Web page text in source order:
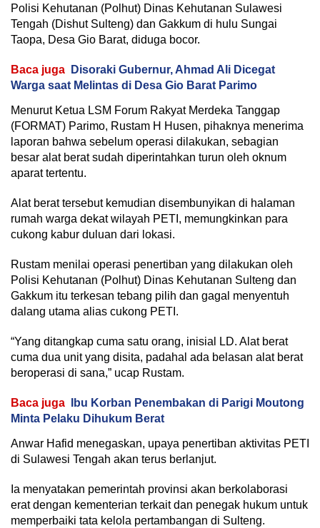
Polisi Kehutanan (Polhut) Dinas Kehutanan Sulawesi
Tengah (Dishut Sulteng) dan Gakkum di hulu Sungai
Taopa, Desa Gio Barat, diduga bocor.
Baca juga
Disoraki Gubernur, Ahmad Ali Dicegat
Warga saat Melintas di Desa Gio Barat Parimo
Menurut Ketua LSM Forum Rakyat Merdeka Tanggap
(FORMAT) Parimo, Rustam H Husen, pihaknya menerima
laporan bahwa sebelum operasi dilakukan, sebagian
besar alat berat sudah diperintahkan turun oleh oknum
aparat tertentu.
Alat berat tersebut kemudian disembunyikan di halaman
rumah warga dekat wilayah PETI, memungkinkan para
cukong kabur duluan dari lokasi.
Rustam menilai operasi penertiban yang dilakukan oleh
Polisi Kehutanan (Polhut) Dinas Kehutanan Sulteng dan
Gakkum itu terkesan tebang pilih dan gagal menyentuh
dalang utama alias cukong PETI.
“Yang ditangkap cuma satu orang, inisial LD. Alat berat
cuma dua unit yang disita, padahal ada belasan alat berat
beroperasi di sana,” ucap Rustam.
Baca juga
Ibu Korban Penembakan di Parigi Moutong
Minta Pelaku Dihukum Berat
Anwar Hafid menegaskan, upaya penertiban aktivitas PETI
di Sulawesi Tengah akan terus berlanjut.
Ia menyatakan pemerintah provinsi akan berkolaborasi
erat dengan kementerian terkait dan penegak hukum untuk
memperbaiki tata kelola pertambangan di Sulteng.